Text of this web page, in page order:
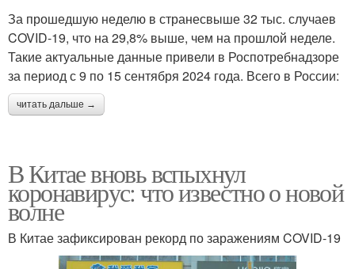
За прошедшую неделю в странесвыше 32 тыс. случаев
COVID-19, что на 29,8% выше, чем на прошлой неделе.
Такие актуальные данные привели в Роспотребнадзоре
за период с 9 по 15 сентября 2024 года. Всего в России:
читать дальше →
В Китае вновь вспыхнул
коронавирус: что известно о новой
волне
В Китае зафиксирован рекорд по заражениям COVID-19